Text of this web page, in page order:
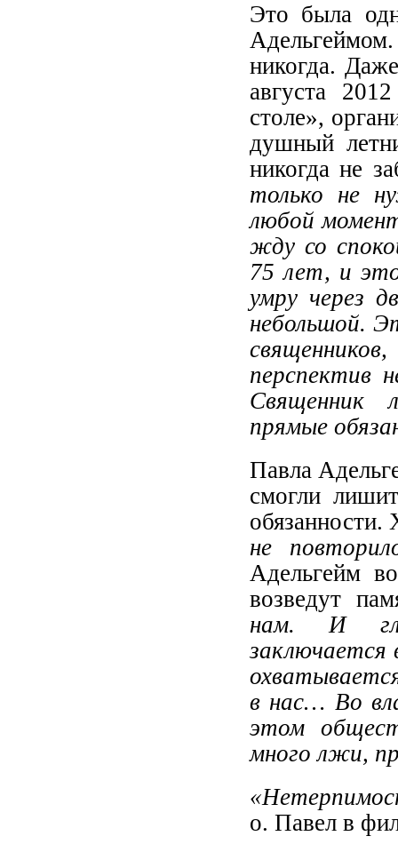
Это была
никогда.
августа
столе»,
душный
никогда не
только не
любой
жду со
75 лет, и
умру через
небольшой.
перспектив
Священник
прямые
Павла
смогли
обязанности.
не
Адельгейм
возведут
нам. И
в нас… Во
этом
много лжи,
о. Павел в